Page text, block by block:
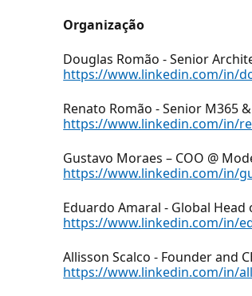
Organização
Douglas Romão - Senior
https://www.linkedin.com/in/
Renato Romão - Senior M365
https://www.linkedin.com/in/
Gustavo Moraes – COO @
https://www.linkedin.com/in/
Eduardo Amaral - Global
https://www.linkedin.com/in/
Allisson Scalco - Founder and
https://www.linkedin.com/in/